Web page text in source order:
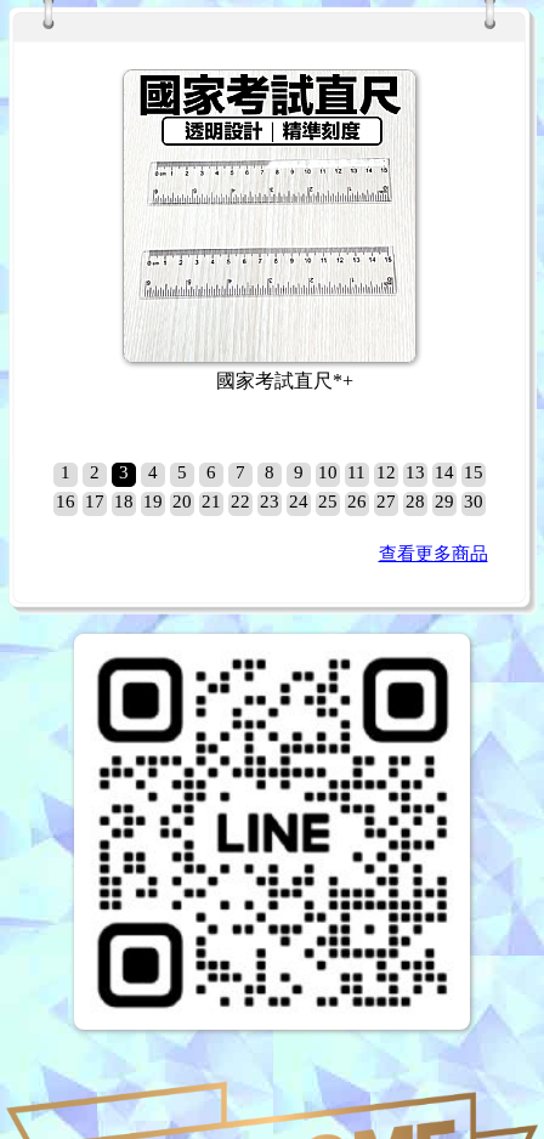
國家考試直尺*+
1 2 3 4 5 6 7 8 9 10 11 12 13 14 15
16
17 18 19 20 21 22 23 24 25 26 27 28 29 30
查看更多商品